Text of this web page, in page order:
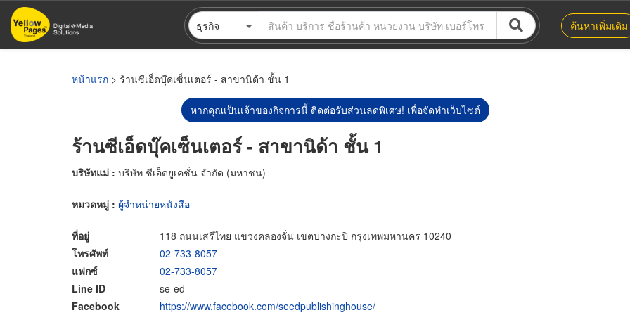
ข้าม
ไป
ธุรกิจ ค้นหาเพิ่มเติม
หน้าแรก > ร้านซีเอ็ดบุ๊คเซ็นเตอร์ - สาขานิด้า ชั้น 1
หากคุณเป็นเจ้าของกิจการนี้ ติดต่อรับส่วนลดพิเศษ! เพื่อจัดทำเว็บไซต์
ร้านซีเอ็ดบุ๊คเซ็นเตอร์ - สาขานิด้า ชั้น 1
บริษัทแม่ : บริษัท ซีเอ็ดยูเคชั่น จำกัด (มหาชน)
หมวดหมู่ : ผู้จำหน่ายหนังสือ
ที่อยู่
118 ถนนเสรีไทย แขวงคลองจั่น เขตบางกะปิ กรุงเทพมหานคร 10240
โทรศัพท์
02-733-8057
แฟกซ์
02-733-8057
Line ID
se-ed
Facebook
https://www.facebook.com/seedpublishinghouse/